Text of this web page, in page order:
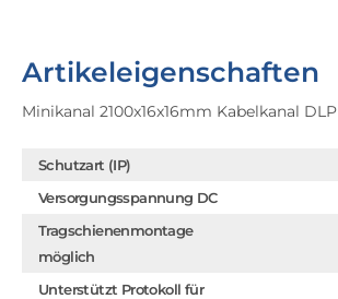
Artikeleigenschaften
Minikanal 2100x16x16mm Kabelkanal DLP
Schutzart (IP)
Versorgungsspannung DC
Tragschienenmontage
möglich
Unterstützt Protokoll für